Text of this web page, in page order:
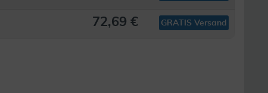
72,69 € GRATIS Versand